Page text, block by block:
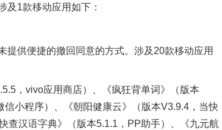
1款移动应用如下：
供便捷的撤回同意的方式。涉及20款移动应用
，vivo应用商店）、《疯狂背单词》（版本
小程序）、《朝阳健康云》（版本V3.9.4，当快
查汉语字典》（版本5.1.1，PP助手）、《九元航